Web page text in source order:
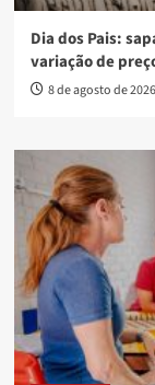
Dia dos Pais:
variação de
8 de agosto de 2026